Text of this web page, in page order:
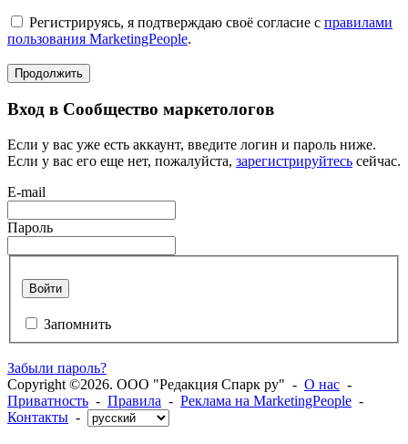
Регистрируясь, я подтверждаю своё согласие с правилами
пользования MarketingPeople.
Продолжить
Вход в Сообщество маркетологов
Если у вас уже есть аккаунт, введите логин и пароль ниже.
Если у вас его еще нет, пожалуйста, зарегистрируйтесь сейчас.
E-mail
Пароль
Войти
Запомнить
Забыли пароль?
Copyright ©2026. ООО "Редакция Спарк ру" - О нас -
Приватность - Правила - Реклама на MarketingPeople -
Контакты -